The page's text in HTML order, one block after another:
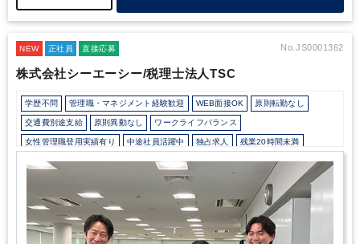
NEW 正社員 直接応募 No.JS0001362
株式会社シーエーシー/税理士法人TSC
学歴不問 管理職・マネジメント経験歓迎 WEB面接OK 原則転勤なし
交通費別途支給 原則異動なし ワークライフバランス
女性管理職登用実績有り 中途社員活躍中 独占求人 残業20時間未満
駅から徒歩5分以内 オフィスカジュアルOK
研修・資格取得支援 退職金制度
育児・託児支援制度 土日祝休み 完全週休2日制 年間休日120日以上
総合力（Big４～準大手） 顧客開拓にノウハウあり 独自サービス
医療に強み 建設に強み 不動産に強み コンビニに強み